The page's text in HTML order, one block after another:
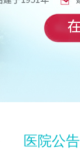
医院公告